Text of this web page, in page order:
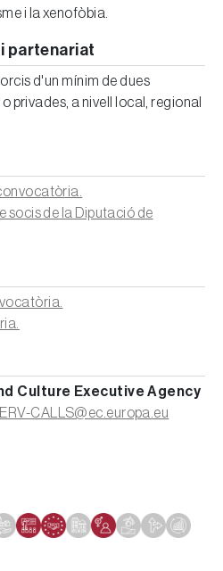
i la xenofòbia.
partenariat
d'un mínim de dues
privades, a nivell local, regional
socis de la Diputació de
Culture Executive Agency
CALLS@ec.europa.eu